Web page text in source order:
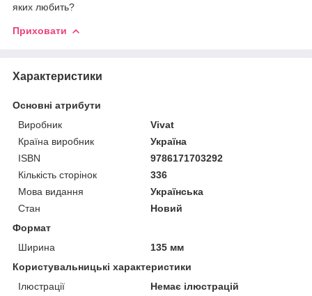
яких любить?
Приховати
Характеристики
Основні атрибути
Виробник
Vivat
Країна виробник
Україна
ISBN
9786171703292
Кількість сторінок
336
Мова видання
Українська
Стан
Новий
Формат
Ширина
135 мм
Користувальницькі характеристики
Ілюстрації
Немає ілюстрацій